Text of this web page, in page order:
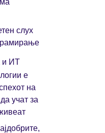
слух
и ИТ
е
на
учат за